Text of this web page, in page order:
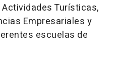
Turísticas,
Empresariales y
escuelas de